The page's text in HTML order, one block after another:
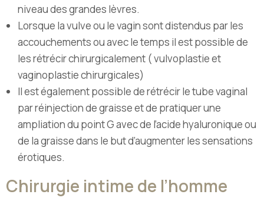
niveau des grandes lèvres.
Lorsque la vulve ou le vagin sont distendus par les
accouchements ou avec le temps il est possible de
les rétrécir chirurgicalement ( vulvoplastie et
vaginoplastie chirurgicales)
Il est également possible de rétrécir le tube vaginal
par réinjection de graisse et de pratiquer une
ampliation du point G avec de l’acide hyaluronique ou
de la graisse dans le but d’augmenter les sensations
érotiques.
Chirurgie intime de l’homme